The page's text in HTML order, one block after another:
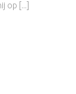
op [...]